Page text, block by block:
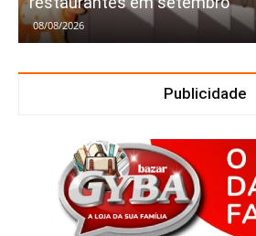
08/08/2026
Publicidade